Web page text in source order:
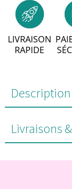
LIVRAISON
RAPIDE
Description
Livraisons